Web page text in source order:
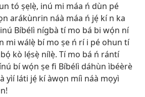
tó ṣẹlẹ̀, inú mi máa ń dùn pé
arákùnrin náà máa ń jẹ́ kí n ka
Bíbélì nígbà tí mo bá bi wọ́n ní
mi wálẹ̀ bí mo ṣe ń rí i pé ohun tí
kò lẹ́sẹ̀ nílẹ̀. Tí mo bá ń rántí
bí wọ́n ṣe fi Bíbélì dáhùn ìbéèrè
yìí láti jẹ́ kí àwọn míì náà mọyì